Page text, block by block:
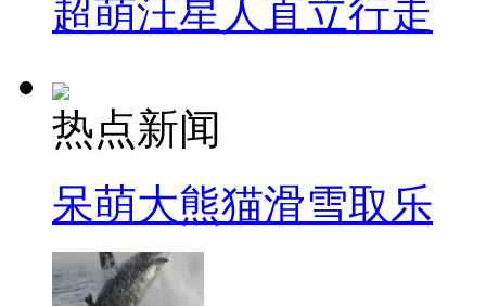
超萌汪星人直立行走
热点新闻
呆萌大熊猫滑雪取乐